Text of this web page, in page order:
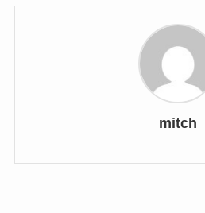
mitch